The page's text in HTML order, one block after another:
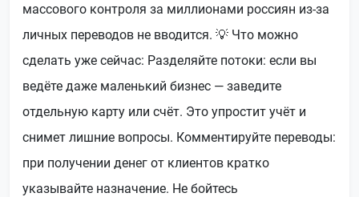
массового контроля за миллионами россиян из-за
личных переводов не вводится. 💡 Что можно
сделать уже сейчас: Разделяйте потоки: если вы
ведёте даже маленький бизнес — заведите
отдельную карту или счёт. Это упростит учёт и
снимет лишние вопросы. Комментируйте переводы:
при получении денег от клиентов кратко
указывайте назначение. Не бойтесь